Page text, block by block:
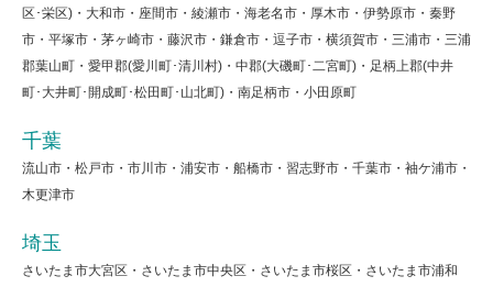
区･栄区)・大和市・座間市・綾瀬市・海老名市・厚木市・伊勢原市・秦野
市・平塚市・茅ヶ崎市・藤沢市・鎌倉市・逗子市・横須賀市・三浦市・三浦
郡葉山町・愛甲郡(愛川町･清川村)・中郡(大磯町･二宮町)・足柄上郡(中井
町･大井町･開成町･松田町･山北町)・南足柄市・小田原町
千葉
流山市・松戸市・市川市・浦安市・船橋市・習志野市・千葉市・袖ケ浦市・
木更津市
埼玉
さいたま市大宮区・さいたま市中央区・さいたま市桜区・さいたま市浦和